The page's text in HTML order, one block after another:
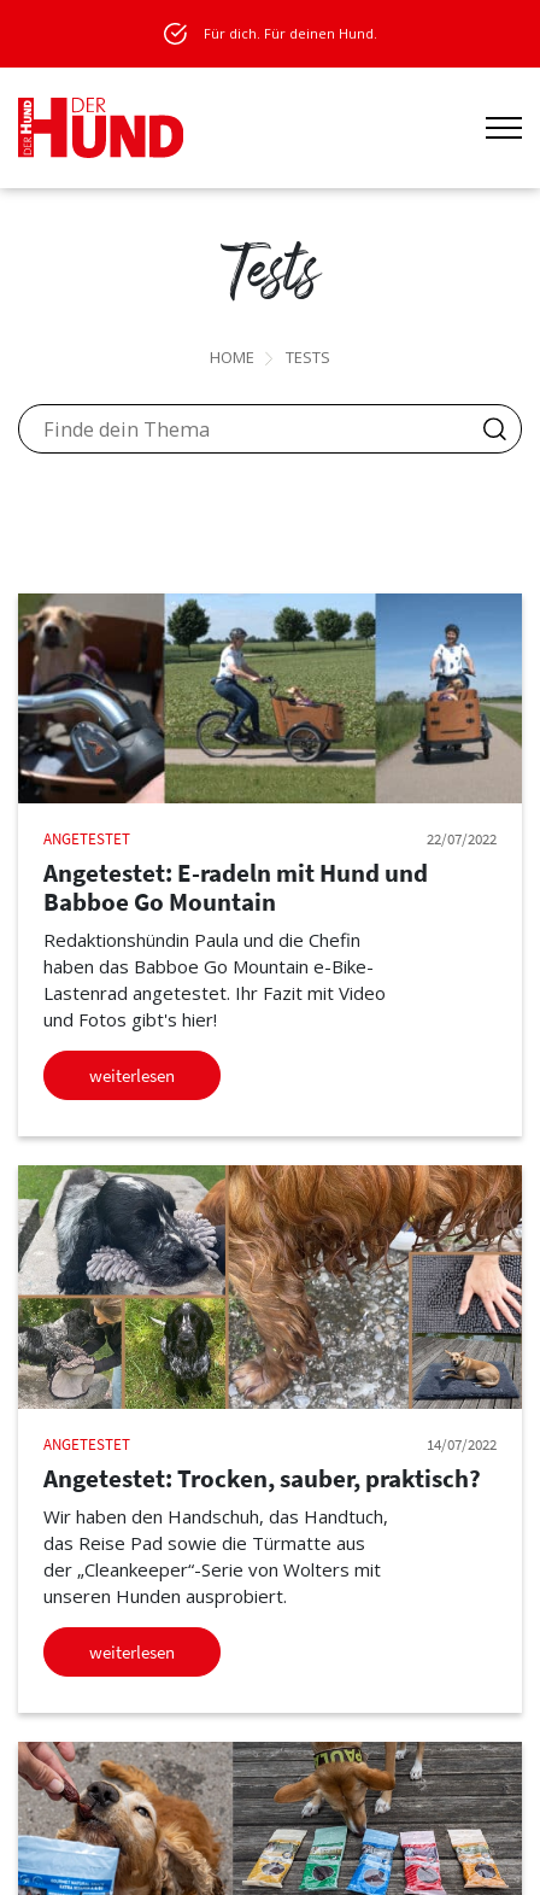
Für dich. Für deinen Hund.
Tests
HOME TESTS
ANGETESTET 22/07/2022
Angetestet: E-radeln mit Hund und
Babboe Go Mountain
Redaktionshündin Paula und die Chefin
haben das Babboe Go Mountain e-Bike-
Lastenrad angetestet. Ihr Fazit mit Video
und Fotos gibt's hier!
weiterlesen
ANGETESTET 14/07/2022
Angetestet: Trocken, sauber, praktisch?
Wir haben den Handschuh, das Handtuch,
das Reise Pad sowie die Türmatte aus
der „Cleankeeper“-Serie von Wolters mit
unseren Hunden ausprobiert.
weiterlesen